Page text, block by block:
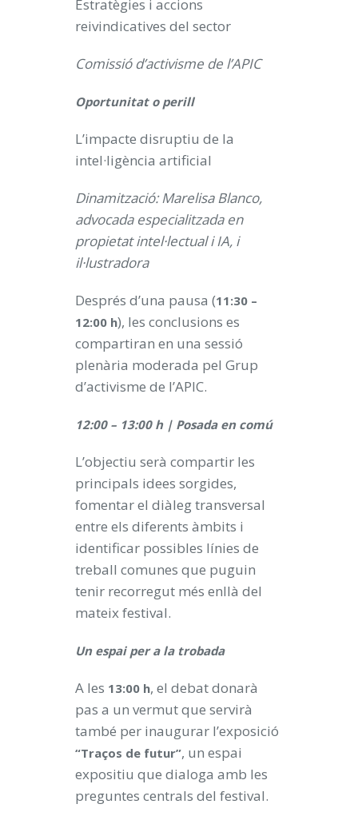
Estratègies i accions
reivindicatives del sector
Comissió d’activisme de l’APIC
Oportunitat o perill
L’impacte disruptiu de la
intel·ligència artificial
Dinamització: Marelisa Blanco,
advocada especialitzada en
propietat intel·lectual i IA, i
il·lustradora
Després d’una pausa (11:30 –
12:00 h), les conclusions es
compartiran en una sessió
plenària moderada pel Grup
d’activisme de l’APIC.
12:00 – 13:00 h | Posada en comú
L’objectiu serà compartir les
principals idees sorgides,
fomentar el diàleg transversal
entre els diferents àmbits i
identificar possibles línies de
treball comunes que puguin
tenir recorregut més enllà del
mateix festival.
Un espai per a la trobada
A les 13:00 h, el debat donarà
pas a un vermut que servirà
també per inaugurar l’exposició
“Traços de futur”, un espai
expositiu que dialoga amb les
preguntes centrals del festival.